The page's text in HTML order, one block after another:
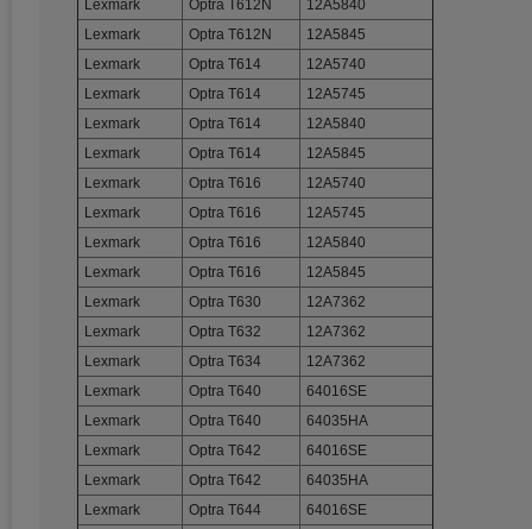
Lexmark
Optra T612N
12A5840
Lexmark
Optra T612N
12A5845
Lexmark
Optra T614
12A5740
Lexmark
Optra T614
12A5745
Lexmark
Optra T614
12A5840
Lexmark
Optra T614
12A5845
Lexmark
Optra T616
12A5740
Lexmark
Optra T616
12A5745
Lexmark
Optra T616
12A5840
Lexmark
Optra T616
12A5845
Lexmark
Optra T630
12A7362
Lexmark
Optra T632
12A7362
Lexmark
Optra T634
12A7362
Lexmark
Optra T640
64016SE
Lexmark
Optra T640
64035HA
Lexmark
Optra T642
64016SE
Lexmark
Optra T642
64035HA
Lexmark
Optra T644 64016SE